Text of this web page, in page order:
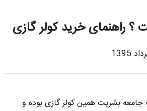
راهنمای خرید کولر گازی
جامعه بشریت همین کولر گازی بوده و